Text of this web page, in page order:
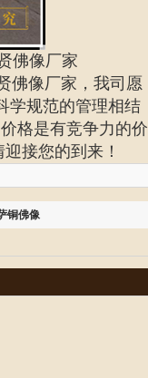
佛像厂家
佛像厂家 ，我司愿
学规范的管理相结
格是有竞争力的价
接您的到来！
铜佛像